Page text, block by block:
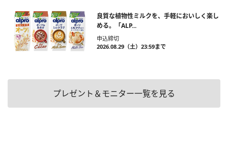
良質な植物性ミルクを、手軽においしく楽し
める。「ALP...
申込締切
2026.08.29（土）23:59まで
プレゼント＆モニター一覧を見る